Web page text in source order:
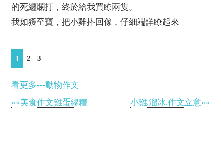
的死纏爛打，終於給我買瞭兩隻。
我如獲至寶，把小雞捧回傢，仔細端詳瞭起來
1 2 3
看更多---動物作文
««美食作文雞蛋繆糟
小雞,溜冰,作文立意»»